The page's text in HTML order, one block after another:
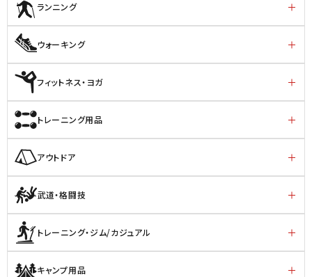
ランニング
ウォーキング
フィットネス・ヨガ
トレーニング用品
アウトドア
武道・格闘技
トレーニング・ジム/カジュアル
キャンプ用品